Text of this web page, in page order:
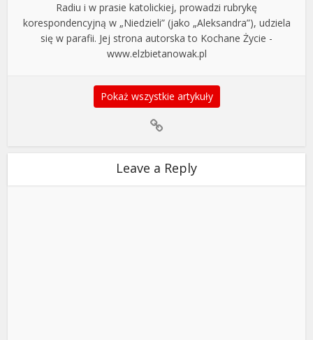
Radiu i w prasie katolickiej, prowadzi rubrykę
korespondencyjną w „Niedzieli” (jako „Aleksandra”), udziela
się w parafii. Jej strona autorska to Kochane Życie -
www.elzbietanowak.pl
Pokaż wszystkie artykuły
Leave a Reply